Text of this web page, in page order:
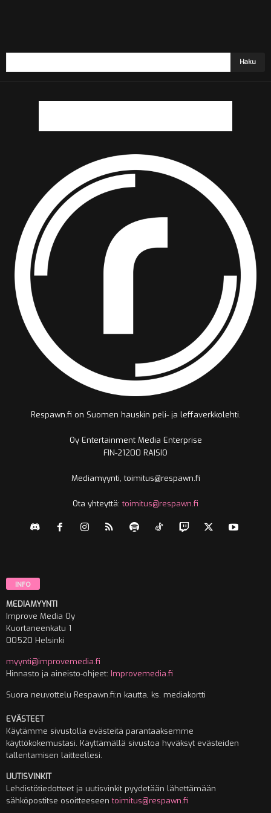
Respawn.fi on Suomen hauskin peli- ja leffaverkkolehti.
Oy Entertainment Media Enterprise
FIN-21200 RAISIO
Mediamyynti, toimitus@respawn.fi
Ota yhteyttä:toimitus@respawn.fi
INFO
MEDIAMYYNTI
Improve Media Oy
Kuortaneenkatu 1
00520 Helsinki
myynti@improvemedia.fi
Hinnasto ja aineisto-ohjeet: Improvemedia.fi
Suora neuvottelu Respawn.fi:n kautta, ks. mediakortti
EVÄSTEET
Käytämme sivustolla evästeitä parantaaksemme
käyttökokemustasi. Käyttämällä sivustoa hyväksyt evästeiden
tallentamisen laitteellesi.
UUTISVINKIT
Lehdistötiedotteet ja uutisvinkit pyydetään lähettämään
sähköpostitse osoitteeseentoimitus@respawn.fi